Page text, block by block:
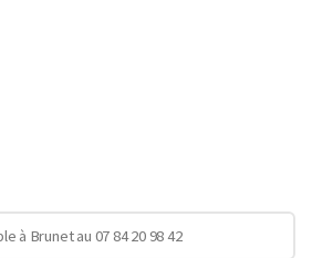
à Brunet au 07 84 20 98 42